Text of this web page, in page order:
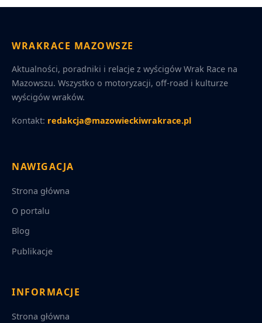
WRAKRACE MAZOWSZE
Aktualności, poradniki i relacje z wyścigów Wrak Race na
Mazowszu. Wszystko o motoryzacji, off-road i kulturze
wyścigów wraków.
Kontakt: redakcja@mazowieckiwrakrace.pl
NAWIGACJA
Strona główna
O portalu
Blog
Publikacje
INFORMACJE
Strona główna